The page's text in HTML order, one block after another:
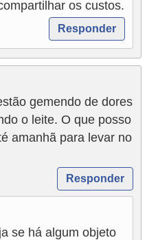
os custos.
Responder
gemendo de dores
o leite. O que posso
amanhã para levar no
Responder
se há algum objeto